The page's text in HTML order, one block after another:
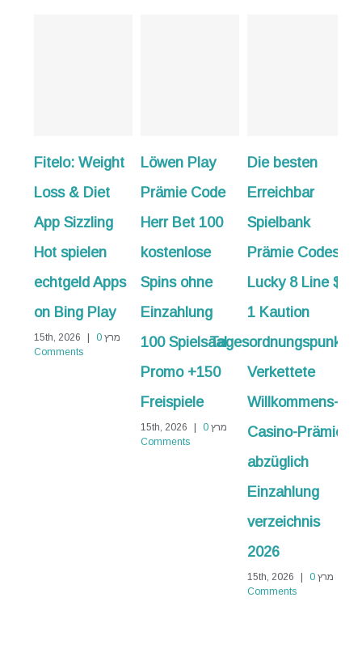
Löwen Play
Prämie Code
Herr Bet 100
kostenlose
Spins ohne
Einzahlung
100 Spielsaal
Die besten
Erreichbar
Spielbank
Prämie Codes
Lucky 8 Line $
1 Kaution
Tagesordnungspunkt
Verkettete
Willkommens-
Casino-Prämie
50 Freispiele
bloß
Einzahlung
Sofort
erhältlich
zusätzliche
Informationen
No
Abschlagzahlung
מרץ 15th, 2026 | 0